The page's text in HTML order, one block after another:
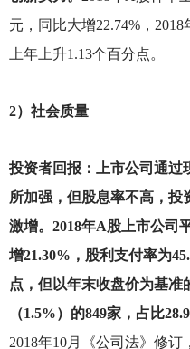
元，同比大增22.74%，
上年上升1.13个百分点。
2）社会质量
投资者回报：上市公司通过
所加强，但股息率不高，
激增。2018年A股上市公司
增21.30%，股利支付率为
点，但以年末收盘价为基
（1.5%）的849家，占比
2018年10月《公司法》修订，